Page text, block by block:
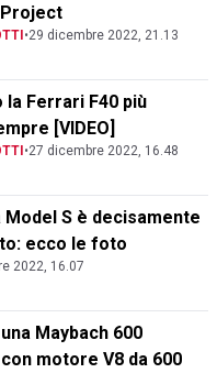
•29 dicembre 2022, 21.13
la Ferrari F40 più
[VIDEO]
•27 dicembre 2022, 16.48
Model S è decisamente
ecco le foto
2022, 16.07
Maybach 600
motore V8 da 600